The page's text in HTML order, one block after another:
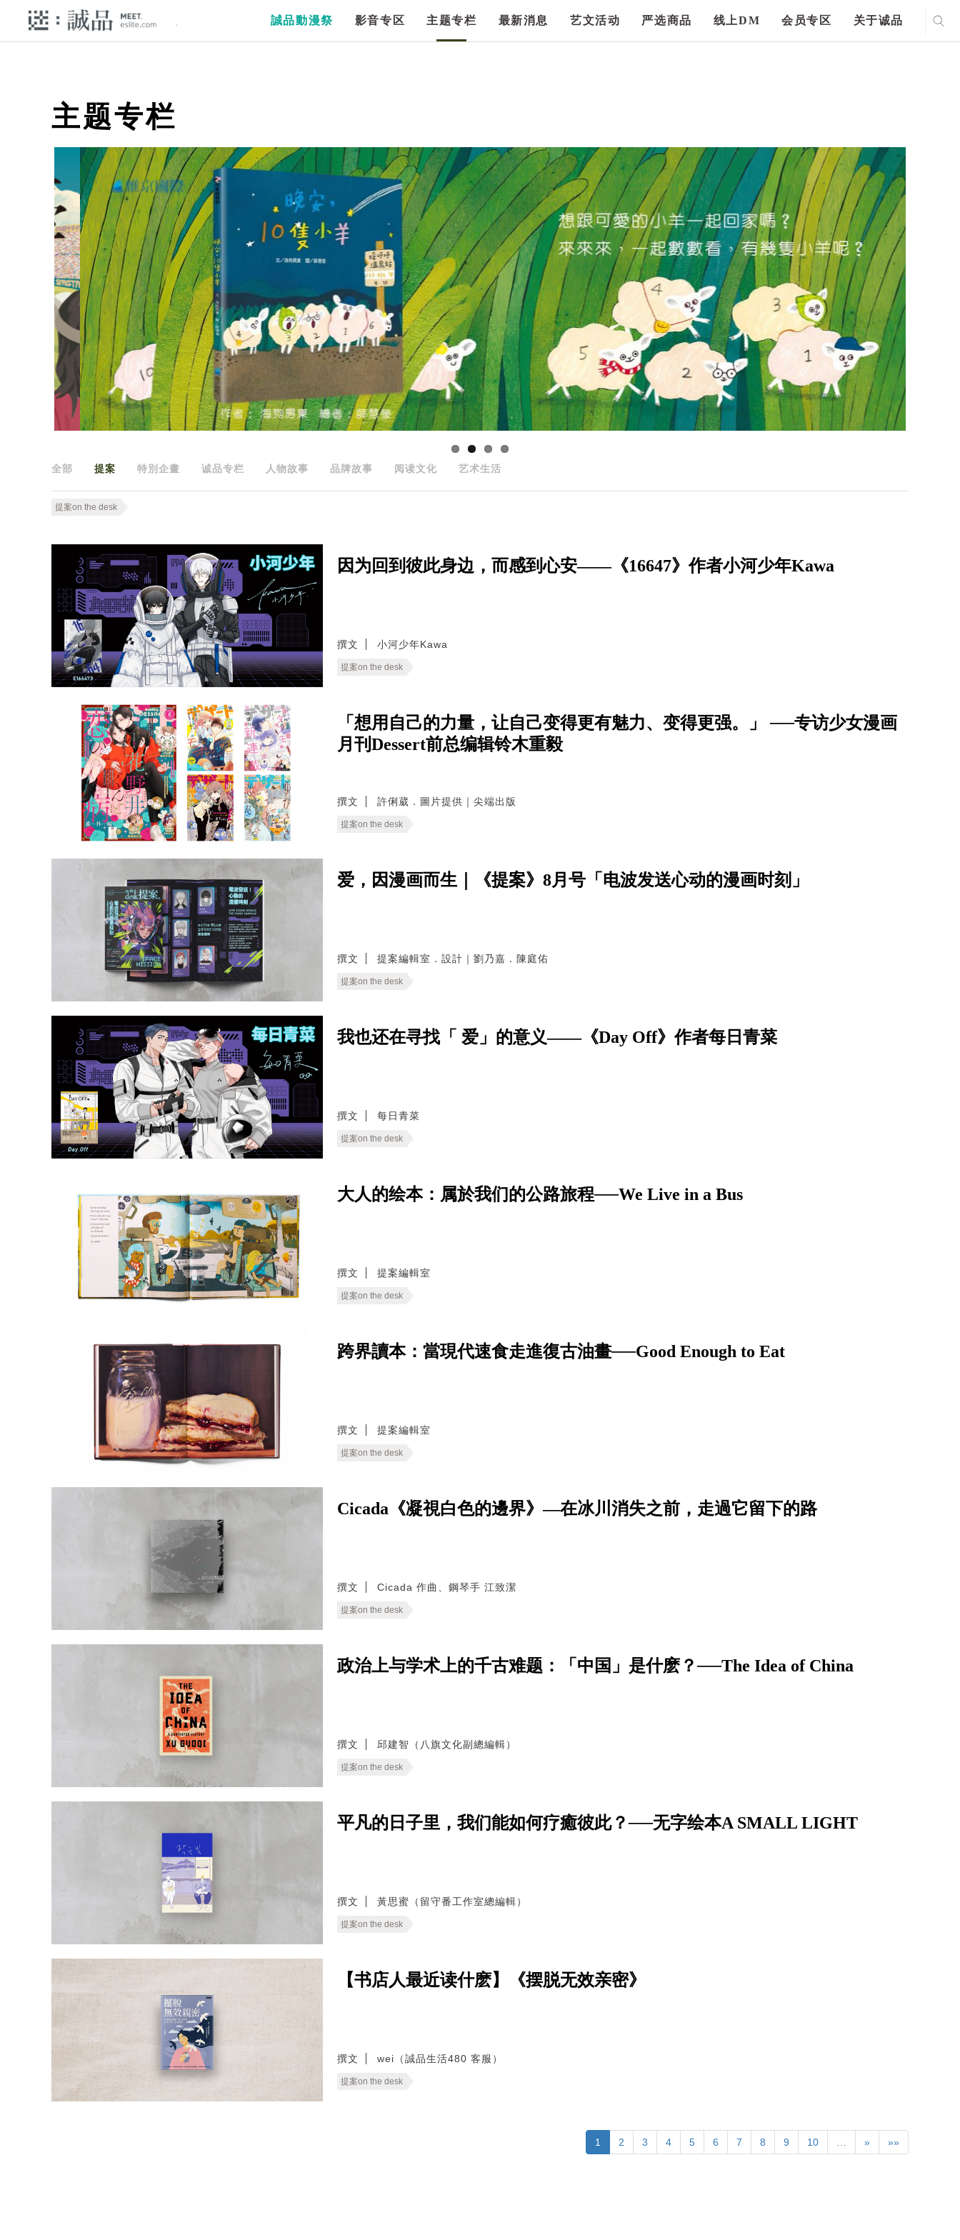
誠品動漫祭 影音专区 主题专栏 最新消息 艺文活动 严选商品 线上DM 会员专区 关于诚品
主题专栏
全部 提案 特別企畫 诚品专栏 人物故事 品牌故事 阅读文化 艺术生活
提案on the desk
因为回到彼此身边，而感到心安——《16647》作者小河少年Kawa
撰文 小河少年Kawa
提案on the desk
「想用自己的力量，让自己变得更有魅力、变得更强。」 ──专访少女漫画
月刊Dessert前总编辑铃木重毅
撰文 許俐葳．圖片提供｜尖端出版
提案on the desk
爱，因漫画而生｜《提案》8月号「电波发送心动的漫画时刻」
撰文 提案編輯室．設計｜劉乃嘉．陳庭佑
提案on the desk
我也还在寻找「 爱」的意义——《Day Off》作者每日青菜
撰文 每日青菜
提案on the desk
大人的绘本：属於我们的公路旅程──We Live in a Bus
撰文 提案編輯室
提案on the desk
跨界讀本：當現代速食走進復古油畫──Good Enough to Eat
撰文 提案編輯室
提案on the desk
Cicada《凝視白色的邊界》—在冰川消失之前，走過它留下的路
撰文 Cicada 作曲、鋼琴手 江致潔
提案on the desk
政治上与学术上的千古难题：「中国」是什麽？──The Idea of China
撰文 邱建智（八旗文化副總編輯）
提案on the desk
平凡的日子里，我们能如何疗癒彼此？──无字绘本A SMALL LIGHT
撰文 黃思蜜（留守番工作室總編輯）
提案on the desk
【书店人最近读什麽】《摆脱无效亲密》
撰文 wei（誠品生活480 客服）
提案on the desk
1 2 3 4 5 6 7 8 9 10 … » »»